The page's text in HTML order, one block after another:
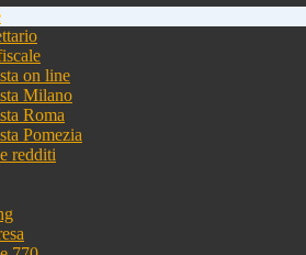
on line
Milano
Roma
Pomezia
redditi